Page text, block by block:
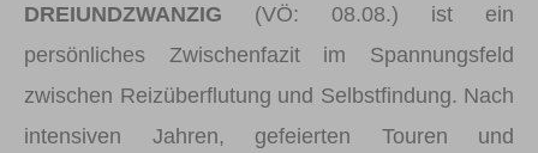
DREIUNDZWANZIG (VÖ: 08.08.) ist ein
persönliches Zwischenfazit im Spannungsfeld
zwischen Reizüberflutung und Selbstfindung. Nach
intensiven Jahren, gefeierten Touren und